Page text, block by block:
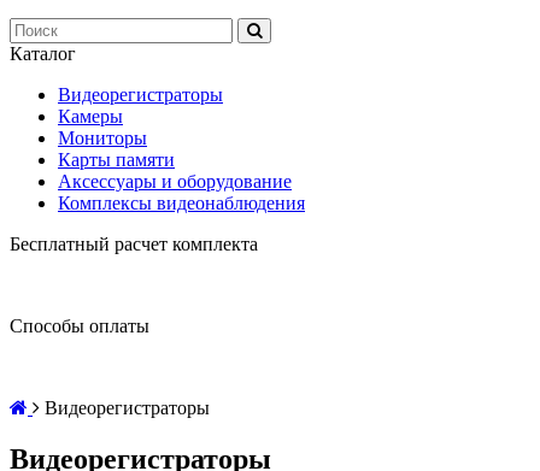
Каталог
Видеорегистраторы
Камеры
Мониторы
Карты памяти
Аксессуары и оборудование
Комплексы видеонаблюдения
Бесплатный расчет комплекта
Способы оплаты
Видеорегистраторы
Видеорегистраторы